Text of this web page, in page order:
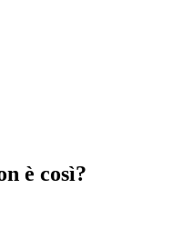
è così?